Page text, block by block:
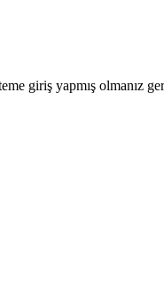
giriş yapmış olmanız